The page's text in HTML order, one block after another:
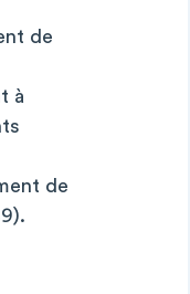
de
à
de